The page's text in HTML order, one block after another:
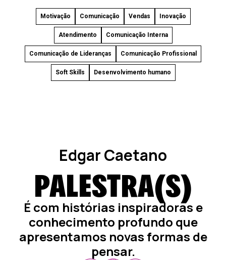
Motivação Comunicação Vendas Inovação
Atendimento Comunicação Interna
Comunicação de Lideranças Comunicação Profissional
Soft Skills Desenvolvimento humano
Edgar Caetano
PALESTRA(S)
É com histórias inspiradoras e
conhecimento profundo que
apresentamos novas formas de
pensar.